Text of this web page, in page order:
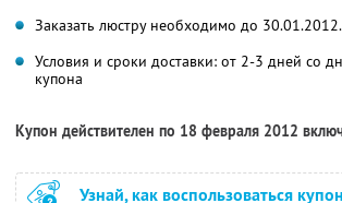
Заказать люстру необходимо до 30.01.2012.
Условия и сроки доставки: от 2-3 дней со
купона
Купон действителен по 18 февраля 2012
Узнай, как воспользоваться